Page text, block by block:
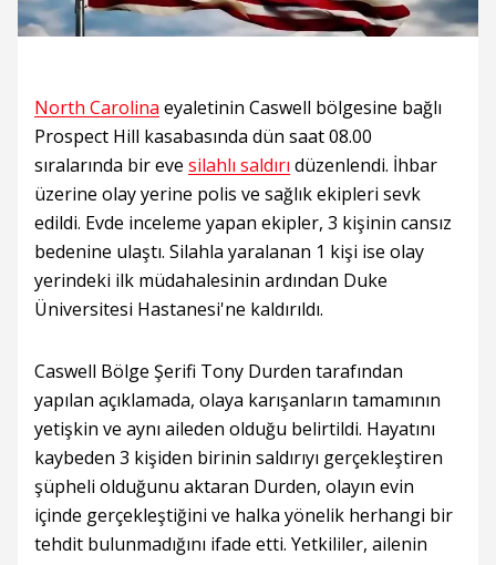
North Carolina eyaletinin Caswell bölgesine bağlı
Prospect Hill kasabasında dün saat 08.00
sıralarında bir eve silahlı saldırı düzenlendi. İhbar
üzerine olay yerine polis ve sağlık ekipleri sevk
edildi. Evde inceleme yapan ekipler, 3 kişinin cansız
bedenine ulaştı. Silahla yaralanan 1 kişi ise olay
yerindeki ilk müdahalesinin ardından Duke
Üniversitesi Hastanesi'ne kaldırıldı.
Caswell Bölge Şerifi Tony Durden tarafından
yapılan açıklamada, olaya karışanların tamamının
yetişkin ve aynı aileden olduğu belirtildi. Hayatını
kaybeden 3 kişiden birinin saldırıyı gerçekleştiren
şüpheli olduğunu aktaran Durden, olayın evin
içinde gerçekleştiğini ve halka yönelik herhangi bir
tehdit bulunmadığını ifade etti. Yetkililer, ailenin